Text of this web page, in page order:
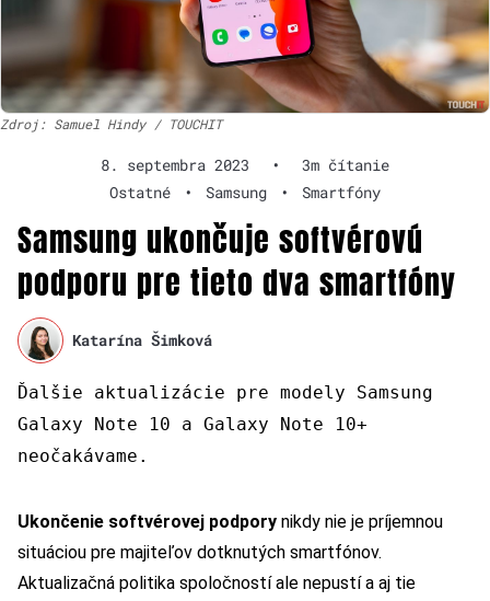
Zdroj: Samuel Hindy / TOUCHIT
8. septembra 2023 •
3m čítanie
Ostatné
• Samsung • Smartfóny
Samsung ukončuje softvérovú
podporu pre tieto dva smartfóny
Katarína Šimková
Ďalšie aktualizácie pre modely Samsung
Galaxy Note 10 a Galaxy Note 10+
neočakávame.
Ukončenie softvérovej podpory nikdy nie je príjemnou
situáciou pre majiteľov dotknutých smartfónov.
Aktualizačná politika spoločností ale nepustí a aj tie